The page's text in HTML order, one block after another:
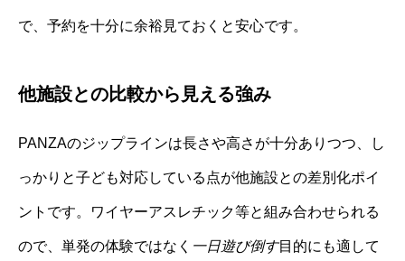
で、予約を十分に余裕見ておくと安心です。
他施設との比較から見える強み
PANZAのジップラインは長さや高さが十分ありつつ、し
っかりと子ども対応している点が他施設との差別化ポイ
ントです。ワイヤーアスレチック等と組み合わせられる
ので、単発の体験ではなく 一日遊び倒す目的にも適して